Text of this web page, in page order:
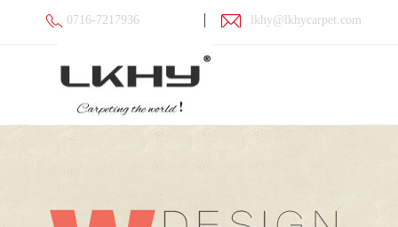
0716-7217936 lkhy@lkhycarpet.com